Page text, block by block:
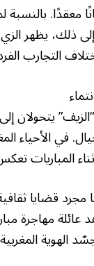
بالنسبة
إلى ذلك، يظهر
التجارب
يتحولان
في الأحياء
المباريات
مجرد قضايا
عائلة مهاجرة
الهوية